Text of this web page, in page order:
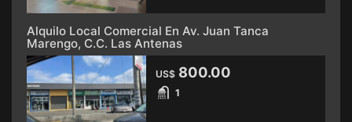
Alquilo Local Comercial En Av. Juan Tanca
Marengo, C.C. Las Antenas
US$ 800.00
1